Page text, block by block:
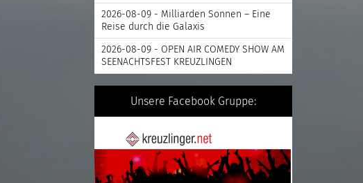
2026-08-09 - Milliarden Sonnen – Eine
Reise durch die Galaxis
2026-08-09 - OPEN AIR COMEDY SHOW AM
SEENACHTSFEST KREUZLINGEN
Unsere Facebook Gruppe: